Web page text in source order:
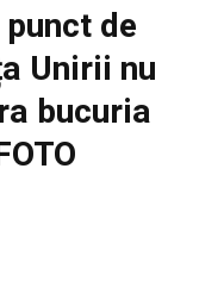
de
Unirii nu
bucuria